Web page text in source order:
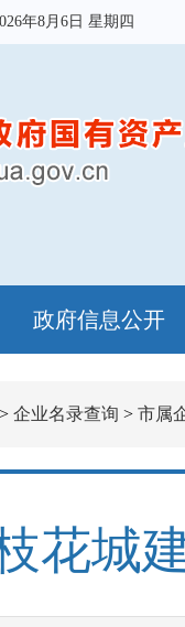
年8月6日 星期四
政府信息公开
> 企业名录查询 > 市属
花城